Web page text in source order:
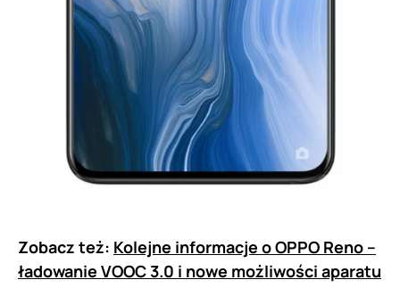
Zobacz też: Kolejne informacje o OPPO Reno –
ładowanie VOOC 3.0 i nowe możliwości aparatu